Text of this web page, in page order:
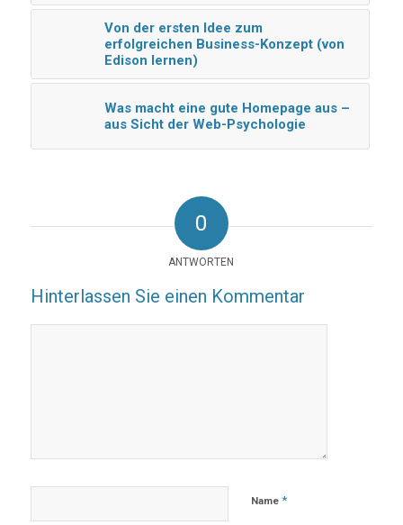
Von der ersten Idee zum
erfolgreichen Business-Konzept (von
Edison lernen)
Was macht eine gute Homepage aus –
aus Sicht der Web-Psychologie
0
ANTWORTEN
Hinterlassen Sie einen Kommentar
Name *